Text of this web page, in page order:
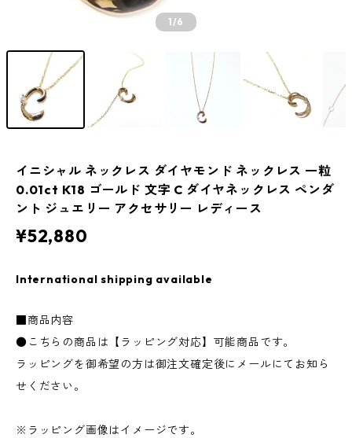
1/6
イニシャル ネックレス ダイヤモンド ネックレス 一粒
0.01ct K18 ゴールド 文字 C ダイヤネックレス ペンダ
ント ジュエリー アクセサリー レディース
¥52,880
International shipping available
■商品内容
●こちらの商品は【ラッピング対応】可能商品です。
ラッピングを御希望の方は御注文確定後にメールにてお知ら
せください。
※ラッピング画像はイメージです。